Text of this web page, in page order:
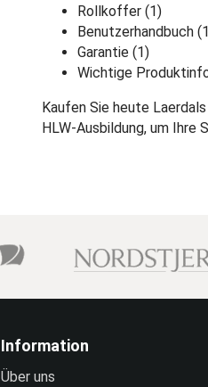
Rollkoffer (1)
Benutzerhandbuch
Garantie (1)
Wichtige
Kaufen Sie heute
HLW-Ausbildung, um Ihre
Information
Über uns